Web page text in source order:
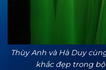
Thùy Anh và Hà Duy
khắc đẹp trong